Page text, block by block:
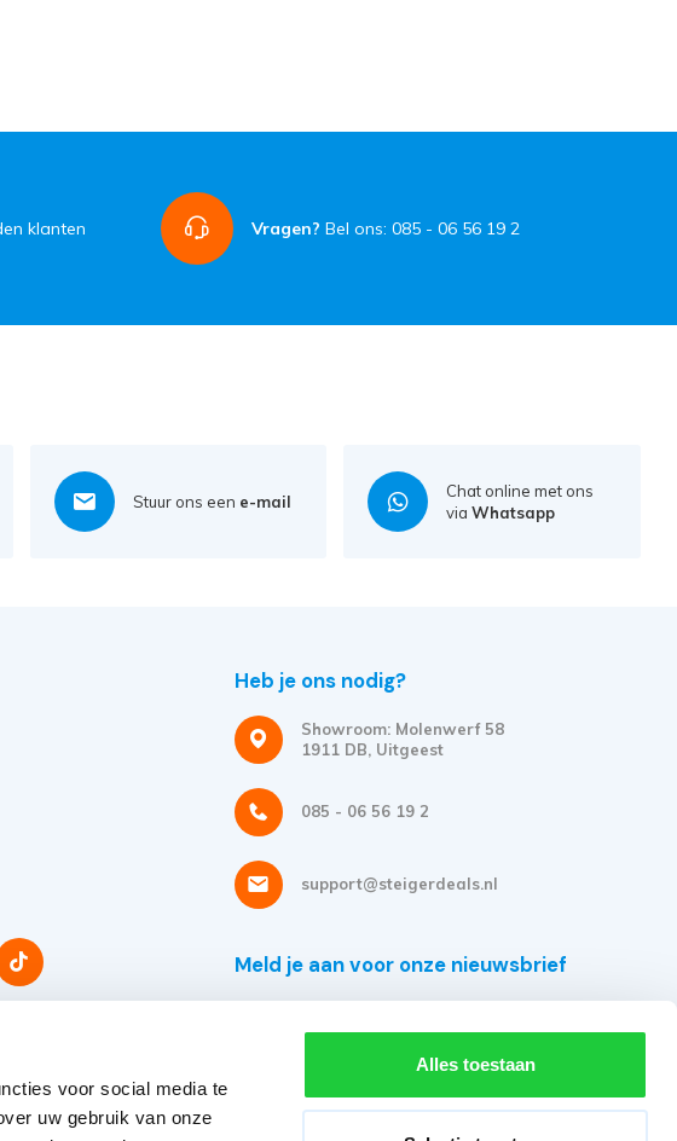
voor social media te
uw gebruik van onze
Alles toestaan
klanten Vragen? Bel ons: 085 - 06 56 19 2
Stuur ons een e-mail
Chat online met ons
viaWhatsapp
Heb je ons nodig?
Showroom: Molenwerf 58
1911 DB, Uitgeest
085 - 06 56 19 2
support@steigerdeals.nl
Meld je aan voor onze nieuwsbrief